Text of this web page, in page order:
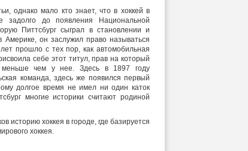
однако мало кто знает, что в хоккей в
задолго до появления Национальной
Питтсбург сыграл в становлении и
Америке, он заслужил право называться
прошло с тех пор, как автомобильная
себе этот титул, прав на который
меньше чем у нее. Здесь в 1897 году
команда, здесь же появился первый
долгое время не имел ни один каток
многие историки считают родиной
историю хоккея в городе, где базируется
хоккея.